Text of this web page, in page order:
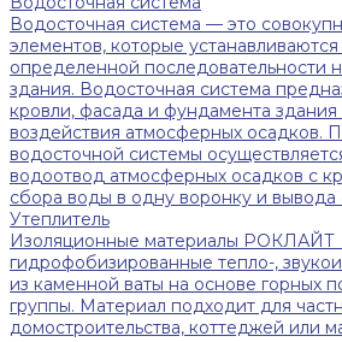
Водосточная система — это
элементов, которые устанавливаются
определенной последовательности
здания. Водосточная система
кровли, фасада и фундамента здания
воздействия атмосферных осадков.
водосточной системы
водоотвод атмосферных осадков с
сбора воды в одну воронку и вывода
Утеплитель
Изоляционные материалы РОКЛАЙТ
гидрофобизированные тепло-,
из каменной ваты на основе горных
группы. Материал подходит для
домостроительства, коттеджей или